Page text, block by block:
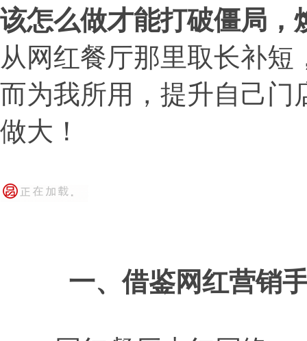
该怎么做才能打破僵局，
从网红餐厅那里取长补
而为我所用，提升自己门
做大！
一、借鉴网红营销